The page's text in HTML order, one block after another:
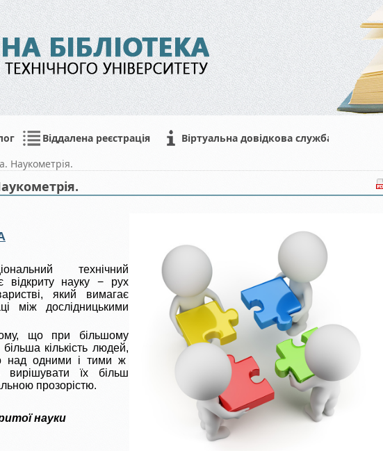
Віддалена реєстрація
Віртуальна довідкова служба
Наукометрія.
технічний
відкриту науку − рух
який вимагає
між дослідницькими
що при більшому
кількість людей,
над одними і тими ж
їх більш
прозорістю.
науки